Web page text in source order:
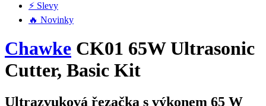
⚡ Slevy
🔥 Novinky
Chawke CK01 65W Ultrasonic
Cutter, Basic Kit
Ultrazvuková řezačka s výkonem 65 W